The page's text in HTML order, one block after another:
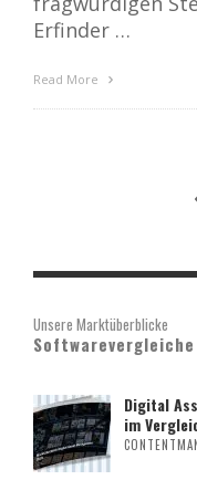
Erfinder …
Read More
Unsere Marktüberblicke
Softwarevergleiche
Digital
im